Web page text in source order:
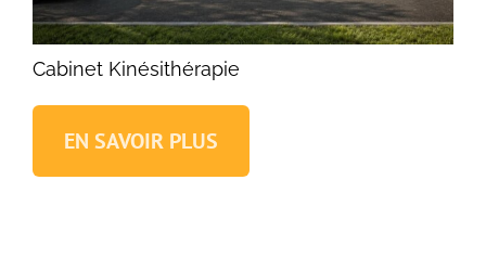
Cabinet Kinésithérapie
Cabinet Kinésithérapie
EN SAVOIR PLUS